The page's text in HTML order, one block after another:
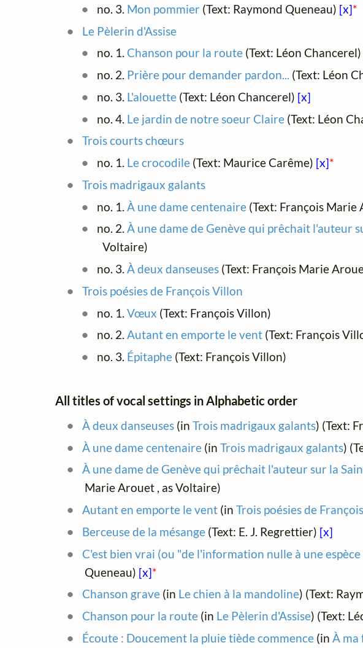
no. 3. Mon pommier (Text: Raymond Queneau) [x]*
Le Pèlerin d'Assise
no. 1. Chanson pour la route(Text: Léon Chancerel)
no. 2. Prière pour demander pardon... (Text: Léon
no. 3. L'alouette(Text: Léon Chancerel) [x]
no. 4. Le jardin de notre soeur Claire(Text: Léon
Trois courts chœurs
no. 1. Le crocodile(Text: Maurice Carême) [x]*
Trois madrigaux galants
no. 1. À une dame centenaire(Text: François Marie
no. 2. À une dame de Genève qui prêchait l'auteur
Voltaire)
no. 3. À deux danseuses(Text: François Marie
Trois poésies de François Villon
no. 1. Vœux (Text: François Villon)
no. 2. Autant en emporte le vent(Text: François
no. 3. Épitaphe(Text: François Villon)
All titles of vocal settings in Alphabetic order
À deux danseuses(in Trois madrigaux galants) (Text:
À une dame centenaire(in Trois madrigaux galants)
À une dame de Genève qui prêchait l'auteur sur la
Marie Arouet , as Voltaire)
Autant en emporte le vent(in Trois poésies de
Berceuse de la mésange(Text: E. J. Regrettier) [x]
C'est bien vrai (ou "de l'information nulle à une espèce
Queneau) [x]*
Chanson grave(in Le chien à la mandoline) (Text:
Chanson pour la route(in Le Pèlerin d'Assise) (Text:
Écoute : Doucement la pluie tiède commence(in À ma